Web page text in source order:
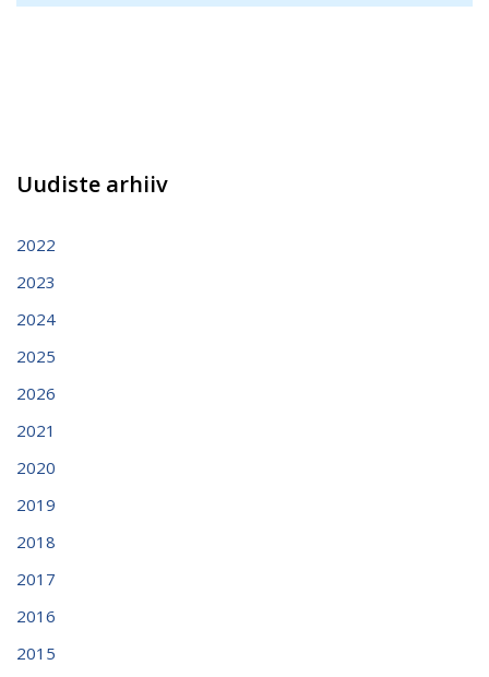
Uudiste arhiiv
2022
2023
2024
2025
2026
2021
2020
2019
2018
2017
2016
2015